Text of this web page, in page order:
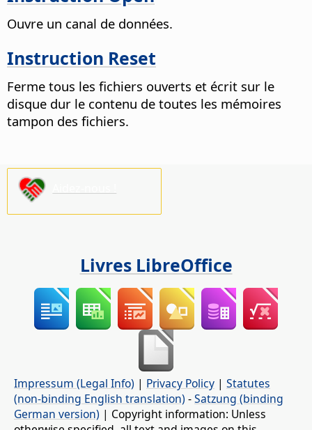
Ouvre un canal de données.
Instruction Reset
Ferme tous les fichiers ouverts et écrit sur le
disque dur le contenu de toutes les mémoires
tampon des fichiers.
Livres LibreOffice
Impressum (Legal Info) | Privacy Policy | Statutes
(non-binding English translation) -Satzung (binding
German version) | Copyright information: Unless